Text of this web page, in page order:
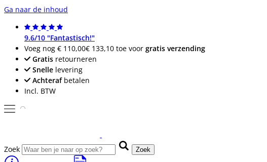
Ga naar de inhoud
9.6/10 "Fantastisch!"
Voeg nog € 110,00€ 133,10 toe voor gratis verzending
Gratis retourneren
Snelle levering
Achterafbetalen
Incl. BTW
Zoek Zoek